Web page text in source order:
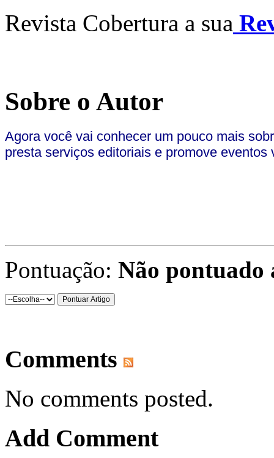
Revista Cobertura a sua
Sobre o Autor
Agora você vai conhecer um pouco mais
presta serviços editoriais e promove
Pontuação: Não pontuado
Comments
No comments posted.
Add Comment